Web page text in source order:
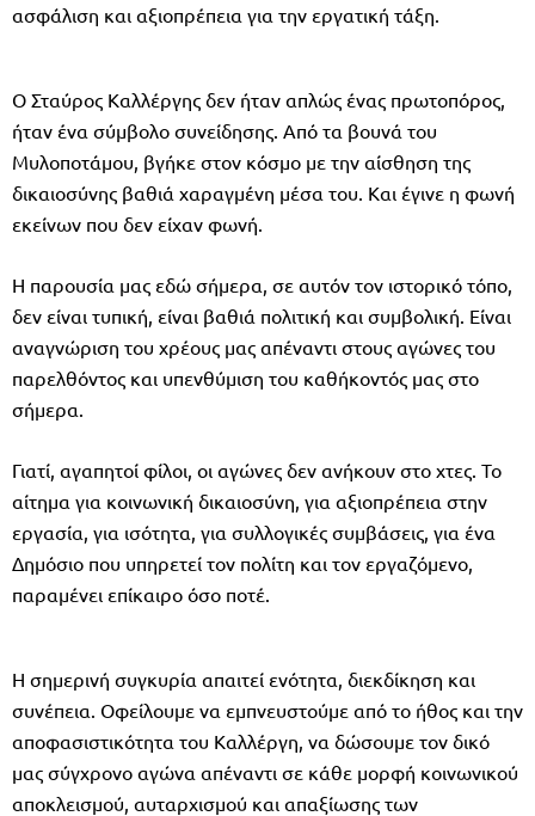
ασφάλιση και αξιοπρέπεια για την εργατική τάξη.
Ο Σταύρος Καλλέργης δεν ήταν απλώς ένας πρωτοπόρος,
ήταν ένα σύμβολο συνείδησης. Από τα βουνά του
Μυλοποτάμου, βγήκε στον κόσμο με την αίσθηση της
δικαιοσύνης βαθιά χαραγμένη μέσα του. Και έγινε η φωνή
εκείνων που δεν είχαν φωνή.
Η παρουσία μας εδώ σήμερα, σε αυτόν τον ιστορικό τόπο,
δεν είναι τυπική, είναι βαθιά πολιτική και συμβολική. Είναι
αναγνώριση του χρέους μας απέναντι στους αγώνες του
παρελθόντος και υπενθύμιση του καθήκοντός μας στο
σήμερα.
Γιατί, αγαπητοί φίλοι, οι αγώνες δεν ανήκουν στο χτες. Το
αίτημα για κοινωνική δικαιοσύνη, για αξιοπρέπεια στην
εργασία, για ισότητα, για συλλογικές συμβάσεις, για ένα
Δημόσιο που υπηρετεί τον πολίτη και τον εργαζόμενο,
παραμένει επίκαιρο όσο ποτέ.
Η σημερινή συγκυρία απαιτεί ενότητα, διεκδίκηση και
συνέπεια. Οφείλουμε να εμπνευστούμε από το ήθος και την
αποφασιστικότητα του Καλλέργη, να δώσουμε τον δικό
μας σύγχρονο αγώνα απέναντι σε κάθε μορφή κοινωνικού
αποκλεισμού, αυταρχισμού και απαξίωσης των